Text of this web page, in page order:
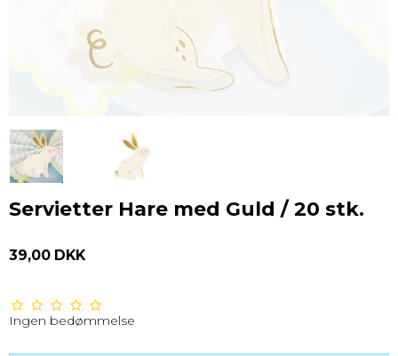
Servietter Hare med Guld / 20 stk.
39,00 DKK
Ingen bedømmelse